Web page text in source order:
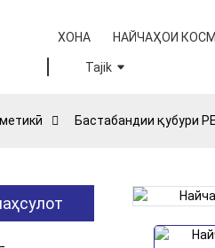
ХОНА НАЙЧАҲОИ
Tajik
Бастабандии қубури PE